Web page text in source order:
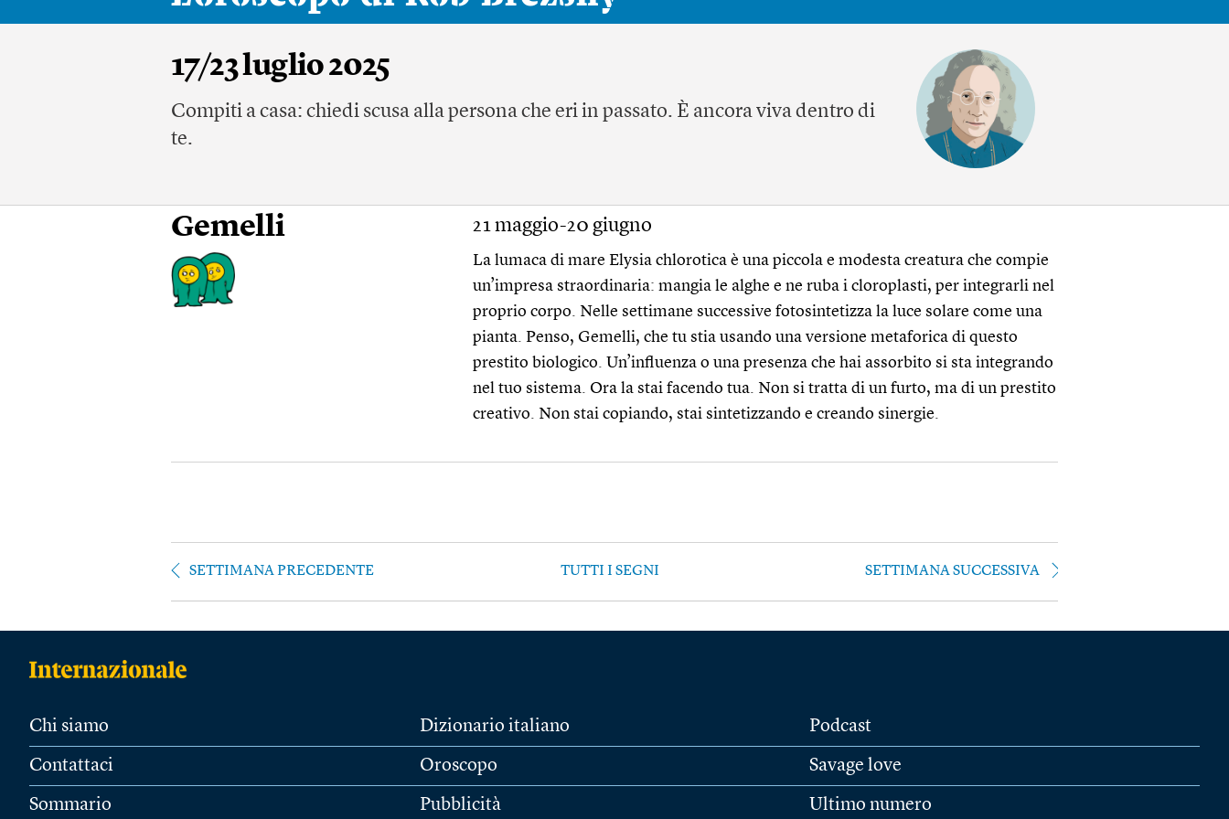
17/23 luglio 2025
Compiti a casa: chiedi scusa alla persona che eri in passato. È ancora viva dentro di
te.
Gemelli 21 maggio-20 giugno
La lumaca di mare Elysia chlorotica è una piccola e modesta creatura che compie
un’impresa straordinaria: mangia le alghe e ne ruba i cloroplasti, per integrarli nel
proprio corpo. Nelle settimane successive fotosintetizza la luce solare come una
pianta. Penso, Gemelli, che tu stia usando una versione metaforica di questo
prestito biologico. Un’influenza o una presenza che hai assorbito si sta integrando
nel tuo sistema. Ora la stai facendo tua. Non si tratta di un furto, ma di un prestito
creativo. Non stai copiando, stai sintetizzando e creando sinergie.
SETTIMANA PRECEDENTE TUTTI I SEGNI SETTIMANA SUCCESSIVA
Chi siamo
Contattaci
Sommario
Dizionario italiano
Oroscopo
Pubblicità
Podcast
Savage love
Ultimo numero